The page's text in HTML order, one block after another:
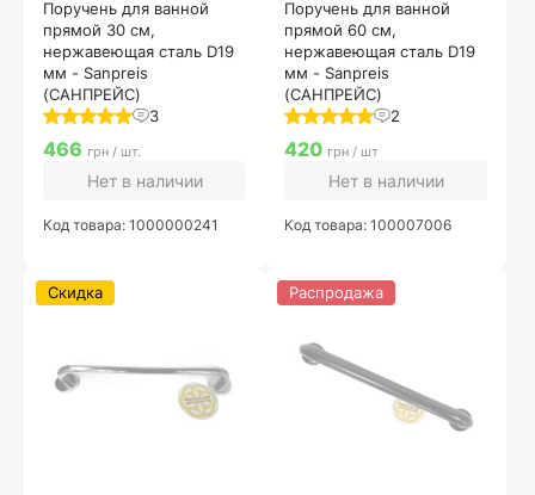
Поручень для ванной
прямой 30 см,
нержавеющая сталь D19
мм - Sanpreis
(САНПРЕЙС)
3
466 грн / шт.
Нет в наличии
Код товара: 1000000241
Поручень для ванной
прямой 60 см,
нержавеющая сталь D19
мм - Sanpreis
(САНПРЕЙС)
2
420 грн / шт
Нет в наличии
Код товара: 100007006
Скидка Распродажа